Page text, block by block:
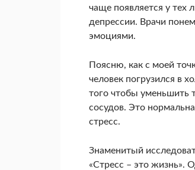
чаще появляется у
депрессии. Врачи
эмоциями.
Поясню, как с моей
человек погрузился в
того чтобы уменьшить
сосудов. Это
стресс.
Знаменитый
«Стресс – это жизнь».